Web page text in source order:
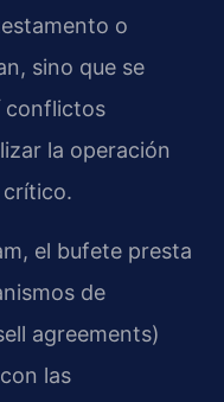
o
sino que se
conflictos
la operación
el bufete presta
de
agreements)
las